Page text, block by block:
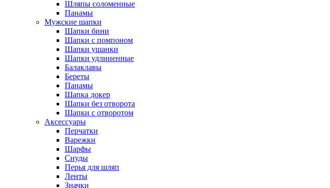
Шляпы соломенные
Панамы
Мужские шапки
Шапки бини
Шапки с помпоном
Шапки ушанки
Шапки удлиненные
Балаклавы
Береты
Панамы
Шапка докер
Шапки без отворота
Шапки с отворотом
Аксессуары
Перчатки
Варежки
Шарфы
Снуды
Перья для шляп
Ленты
Значки